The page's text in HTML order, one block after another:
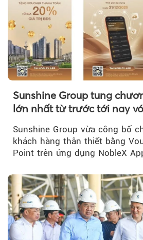
Sunshine Group tung
lớn nhất từ trước tới nay
NobleX Point cho khách
Sunshine Group vừa công bố
khách hàng thân thiết bằng
Point trên ứng dụng NobleX